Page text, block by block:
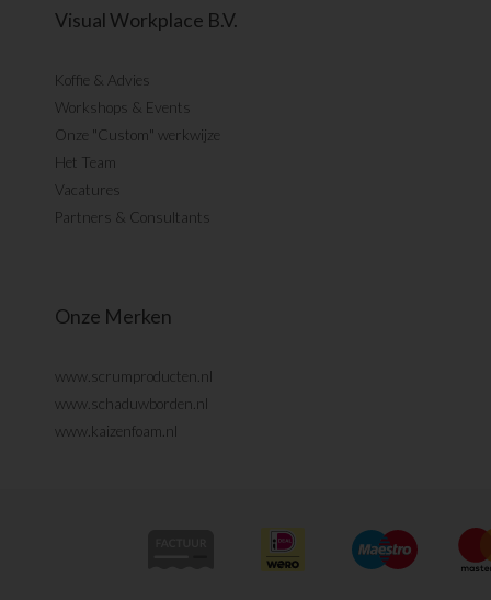
Visual Workplace B.V.
Koffie & Advies
Workshops & Events
Onze "Custom" werkwijze
Het Team
Vacatures
Partners & Consultants
Onze Merken
www.scrumproducten.nl
www.schaduwborden.nl
www.kaizenfoam.nl